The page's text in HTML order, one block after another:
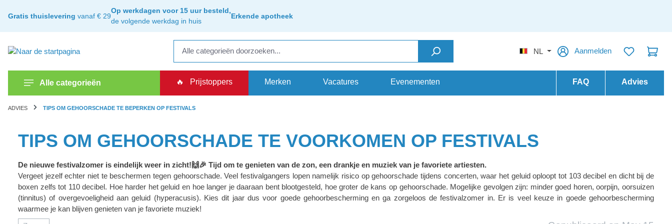
general.skipToNavigation
Gratis thuislevering vanaf € 29
Op werkdagen voor 15 uur besteld,
de volgende werkdag in huis
Erkende apotheek
NL Aanmelden
Alle categorieën 🔥 Prijstoppers Merken Vacatures Evenementen FAQ Advies
ADVIES TIPS OM GEHOORSCHADE TE BEPERKEN OP FESTIVALS
TIPS OM GEHOORSCHADE TE VOORKOMEN OP FESTIVALS
De nieuwe festivalzomer is eindelijk weer in zicht!🙌🎉 Tijd om te genieten van de zon, een drankje en muziek van je favoriete artiesten.
Vergeet jezelf echter niet te beschermen tegen gehoorschade. Veel festivalgangers lopen namelijk risico op gehoorschade tijdens concerten, waar het geluid oploopt tot 103 decibel en dicht bij de
boxen zelfs tot 110 decibel. Hoe harder het geluid en hoe langer je daaraan bent blootgesteld, hoe groter de kans op gehoorschade. Mogelijke gevolgen zijn: minder goed horen, oorpijn, oorsuizen
(tinnitus) of overgevoeligheid aan geluid (hyperacusis). Kies dit jaar dus voor goede gehoorbescherming en ga zorgeloos de festivalzomer in. Er is veel keuze in goede gehoorbescherming
waarmee je kan blijven genieten van je favoriete muziek!